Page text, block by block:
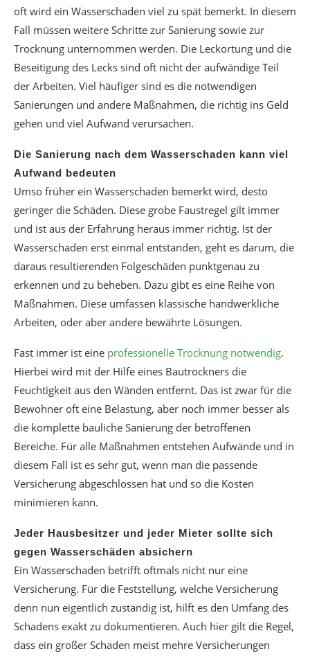
oft wird ein Wasserschaden viel zu spät bemerkt. In diesem
Fall müssen weitere Schritte zur Sanierung sowie zur
Trocknung unternommen werden. Die Leckortung und die
Beseitigung des Lecks sind oft nicht der aufwändige Teil
der Arbeiten. Viel häufiger sind es die notwendigen
Sanierungen und andere Maßnahmen, die richtig ins Geld
gehen und viel Aufwand verursachen.
Die Sanierung nach dem Wasserschaden kann viel
Aufwand bedeuten
Umso früher ein Wasserschaden bemerkt wird, desto
geringer die Schäden. Diese grobe Faustregel gilt immer
und ist aus der Erfahrung heraus immer richtig. Ist der
Wasserschaden erst einmal entstanden, geht es darum, die
daraus resultierenden Folgeschäden punktgenau zu
erkennen und zu beheben. Dazu gibt es eine Reihe von
Maßnahmen. Diese umfassen klassische handwerkliche
Arbeiten, oder aber andere bewährte Lösungen.
Fast immer ist eine professionelle Trocknung notwendig.
Hierbei wird mit der Hilfe eines Bautrockners die
Feuchtigkeit aus den Wänden entfernt. Das ist zwar für die
Bewohner oft eine Belastung, aber noch immer besser als
die komplette bauliche Sanierung der betroffenen
Bereiche. Für alle Maßnahmen entstehen Aufwände und in
diesem Fall ist es sehr gut, wenn man die passende
Versicherung abgeschlossen hat und so die Kosten
minimieren kann.
Jeder Hausbesitzer und jeder Mieter sollte sich
gegen Wasserschäden absichern
Ein Wasserschaden betrifft oftmals nicht nur eine
Versicherung. Für die Feststellung, welche Versicherung
denn nun eigentlich zuständig ist, hilft es den Umfang des
Schadens exakt zu dokumentieren. Auch hier gilt die Regel,
dass ein großer Schaden meist mehre Versicherungen